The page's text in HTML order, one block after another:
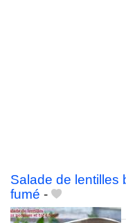
Salade de lentilles
fumé -